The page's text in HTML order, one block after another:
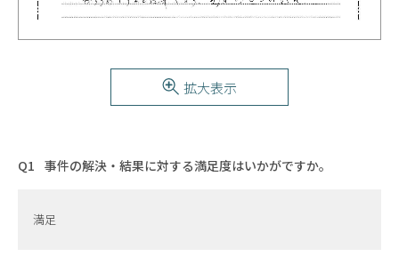
拡大表示
事件の解決・結果に対する満足度はいかがですか。
満足